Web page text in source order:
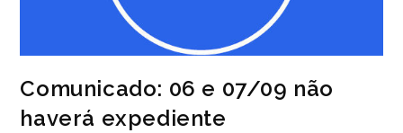
Comunicado: 06 e 07/09 não
haverá expediente